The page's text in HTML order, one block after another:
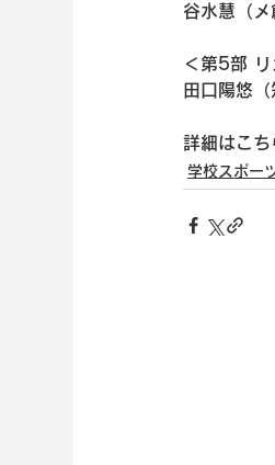
谷水慧（
＜第5部
田口陽悠
詳細はこち
学校スポー